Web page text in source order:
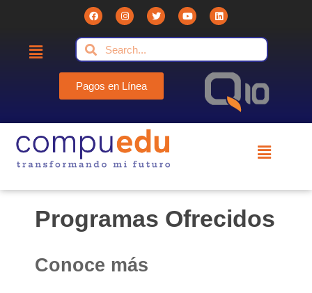
Pagos en Línea
Programas Ofrecidos
Conoce más